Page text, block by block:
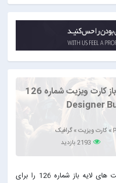
دانلود طرح لایه باز کارت ویزیت شماره 126
Designer
»کارت ویزیت»گرافیک
در این پست از سری کارت ویزیت های لایه باز شماره 126 را برای